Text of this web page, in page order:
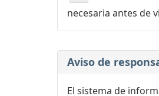
necesaria antes de
Aviso de
El sistema de